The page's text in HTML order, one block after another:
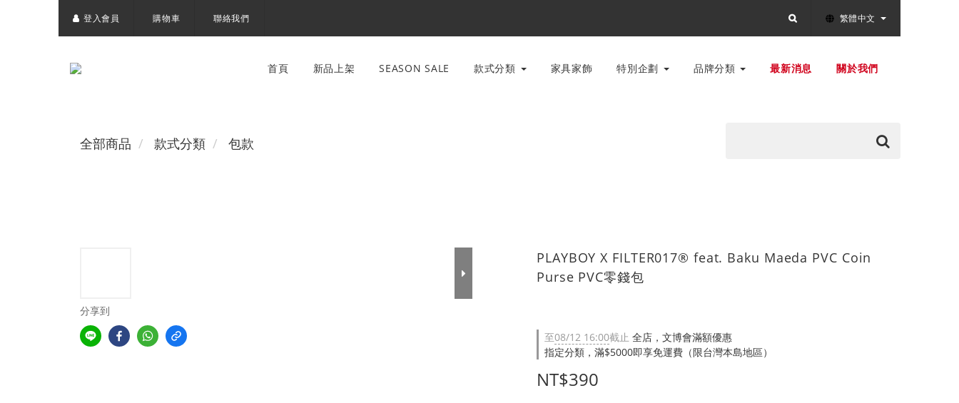
登入會員 購物車 聯絡我們 繁體中文
首頁 新品上架 SEASON SALE 款式分類 家具家飾 特別企劃 品牌分類 最新消息 關於我們
全部商品 款式分類 包款
分享到
PLAYBOY X FILTER017® feat. Baku Maeda PVC Coin
Purse PVC零錢包
至08/12 16:00截止 全店，文博會滿額優惠
指定分類，滿$5000即享免運費（限台灣本島地區）
NT$390